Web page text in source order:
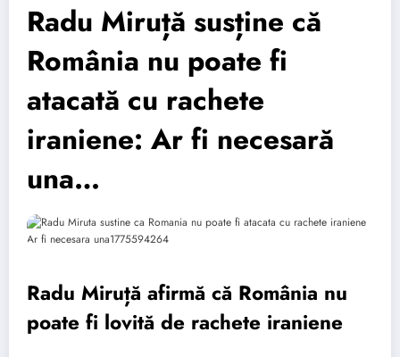
Radu Miruță susține că
România nu poate fi
atacată cu rachete
iraniene: Ar fi necesară
una…
Radu Miruță afirmă că România nu
poate fi lovită de rachete iraniene